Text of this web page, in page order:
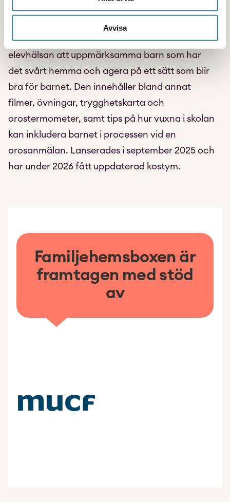
Avvisa
kostym.
Elevhälsoboxenhjälper skolpersonal inom
elevhälsan att uppmärksamma barn som har
det svårt hemma och agera på ett sätt som blir
bra för barnet. Den innehåller bland annat
filmer, övningar, trygghetskarta och
orostermometer, samt tips på hur vuxna i skolan
kan inkludera barnet i processen vid en
orosanmälan. Lanserades i september 2025 och
har under 2026 fått uppdaterad kostym.
Familjehemsboxen är
framtagen med stöd
av